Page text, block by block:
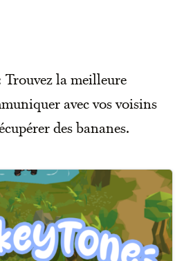
Trouvez la meilleure
avec vos voisins
des bananes.